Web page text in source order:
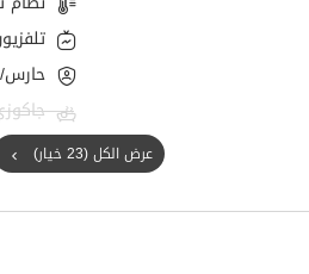
عرض الكل (23 خيار)